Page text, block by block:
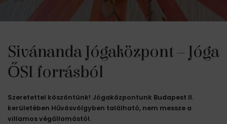
Sivánanda Jógaközpont – Jóga
ŐSI forrásból
Szeretettel köszöntünk! Jógaközpontunk Budapest II.
kerületében Hűvösvölgyben található, nem messze a
villamos végállomástól.